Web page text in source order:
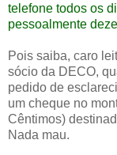
telefone todos os
pessoalmente
Pois saiba, caro
sócio da DECO,
pedido de
um cheque no
Cêntimos)
Nada mau.